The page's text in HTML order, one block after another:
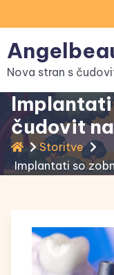
to
content
Nova stran s
Implantati
čudovit
Storitve
Implantati so